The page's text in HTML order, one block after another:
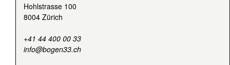
Hohlstrasse 100
8004 Zürich
+41 44 400 00 33
info@bogen33.ch